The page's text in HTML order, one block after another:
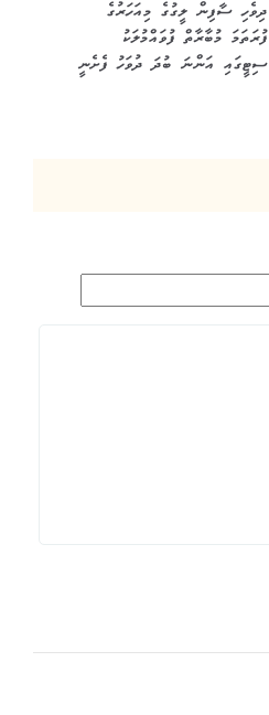
ދިވެހި ސާފިން ލީގުގެ މިއަހަރުގެ
ފުރަތަމަ މުބާރާތް ފުވައްމުލަކު
ސިޓީގައި އަންނަ ބުދަ ދުވަހު ފެށެނީ